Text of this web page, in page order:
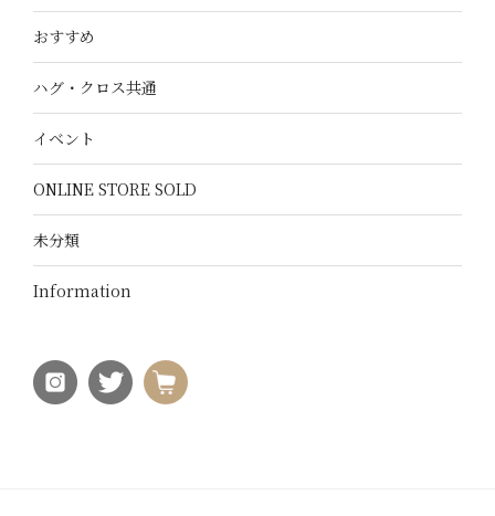
おすすめ
ハグ・クロス共通
イベント
ONLINE STORE SOLD
未分類
Information